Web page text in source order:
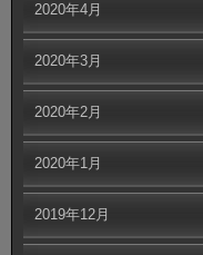
2020年4月
2020年3月
2020年2月
2020年1月
2019年12月